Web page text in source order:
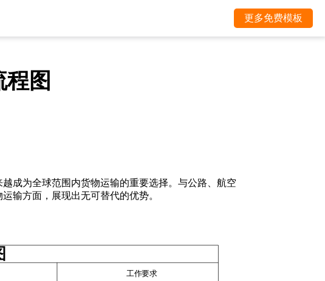
更多免费模板
图
成为全球范围内货物运输的重要选择。与公路、航空
输方面，展现出无可替代的优势。